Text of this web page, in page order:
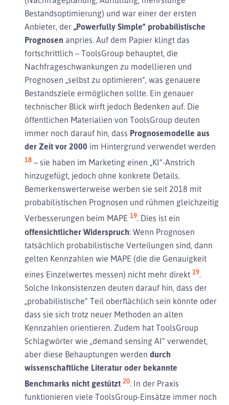
Bestandsoptimierung) und war einer der ersten
Anbieter, der „Powerfully Simple“ probabilistische
Prognosen anpries. Auf dem Papier klingt das
fortschrittlich – ToolsGroup behauptet, die
Nachfrageschwankungen zu modellieren und
Prognosen „selbst zu optimieren“, was genauere
Bestandsziele ermöglichen sollte. Ein genauer
technischer Blick wirft jedoch Bedenken auf. Die
öffentlichen Materialien von ToolsGroup deuten
immer noch darauf hin, dass Prognosemodelle aus
der Zeit vor 2000 im Hintergrund verwendet werden
18 – sie haben im Marketing einen „KI“-Anstrich
hinzugefügt, jedoch ohne konkrete Details.
Bemerkenswerterweise werben sie seit 2018 mit
probabilistischen Prognosen und rühmen gleichzeitig
Verbesserungen beim MAPE 19. Dies ist ein
offensichtlicher Widerspruch: Wenn Prognosen
tatsächlich probabilistische Verteilungen sind, dann
gelten Kennzahlen wie MAPE (die die Genauigkeit
eines Einzelwertes messen) nicht mehr direkt 19.
Solche Inkonsistenzen deuten darauf hin, dass der
„probabilistische“ Teil oberflächlich sein könnte oder
dass sie sich trotz neuer Methoden an alten
Kennzahlen orientieren. Zudem hat ToolsGroup
Schlagwörter wie „demand sensing AI“ verwendet,
aber diese Behauptungen werden durch
wissenschaftliche Literatur oder bekannte
Benchmarks nicht gestützt 20. In der Praxis
funktionieren viele ToolsGroup-Einsätze immer noch